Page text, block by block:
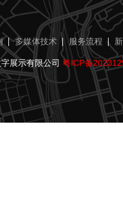
多媒体技术 服务流程
展示有限公司 粤ICP备